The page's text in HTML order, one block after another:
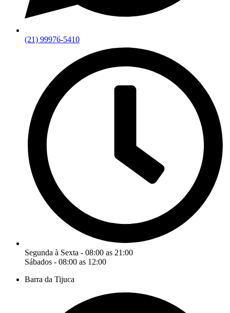
(21) 99976-5410
Segunda à Sexta - 08:00 as 21:00
Sábados - 08:00 as 12:00
Barra da Tijuca